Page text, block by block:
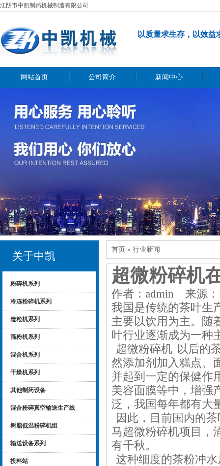
江阴市中凯制药机械制造有限公司
以质量求生存，以效益
网站首页 公司简介 新闻中心
关于中凯
粉碎机系列
冷冻粉碎机系列
造粒机系列
筛粉机系列
混合机系列
干燥机系列
其他制药设备
混合粉碎真空输送生产线
树脂低温粉碎机组
输送设备系列
投料站
首页 » 行业新闻
超微粉碎机
作者：admin 来源
我国是传统的茶叶生
主要以饮用为主。随
叶行业逐渐成为一种
超微粉碎机 以后的
然添加剂加入糕点、
并起到一定的保健作
美容面膜等中，增强
泛，我国每年都有大
因此，目前国内的
马超微粉碎机项目，
有千秋。
这种细度的茶粉冲